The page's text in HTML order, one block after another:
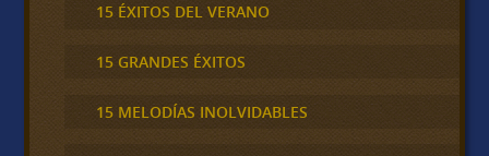
15 ÉXITOS DEL VERANO
15 GRANDES ÉXITOS
15 MELODÍAS INOLVIDABLES